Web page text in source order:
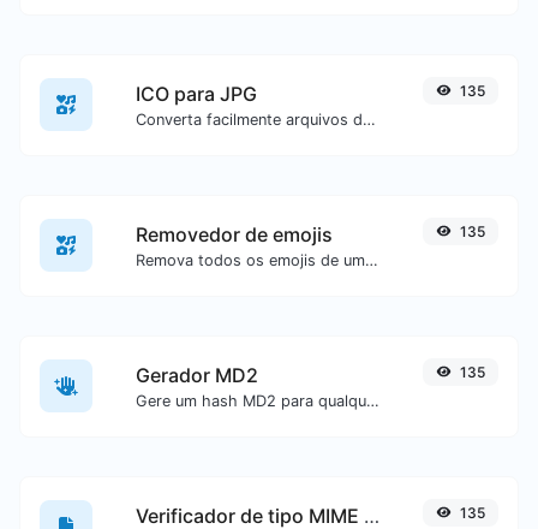
ICO para JPG
Converta facilmente arquivos de imagem ICO para JPG.
135
Removedor de emojis
Remova todos os emojis de um texto específico com facilidade.
135
Gerador MD2
Gere um hash MD2 para qualquer entrada de texto.
135
Verificador de tipo MIME de arquivo 135